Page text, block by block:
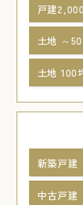
戸建
土地 ～
土地 100
新築戸建
中古戸建